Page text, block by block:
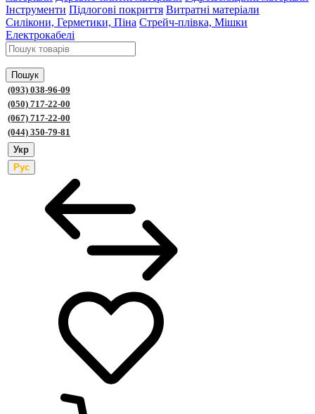
Інструменти Підлогові покриття Витратні матеріали
Силікони, Герметики, Піна Стрейч-плівка, Мішки
Електрокабелі
Пошук
(093) 038-96-09
(050) 717-22-00
(067) 717-22-00
(044) 350-79-81
Укр
Рус